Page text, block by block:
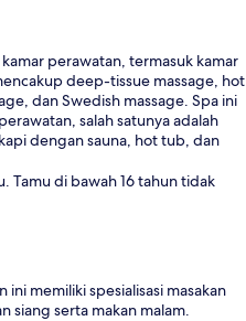
perawatan, termasuk kamar
deep-tissue massage, hot
dan Swedish massage. Spa ini
salah satunya adalah
dengan sauna, hot tub, dan
Tamu di bawah 16 tahun tidak
memiliki spesialisasi masakan
siang serta makan malam.